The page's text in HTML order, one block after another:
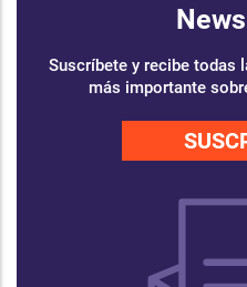
Suscríbete y recibe todas
más importante